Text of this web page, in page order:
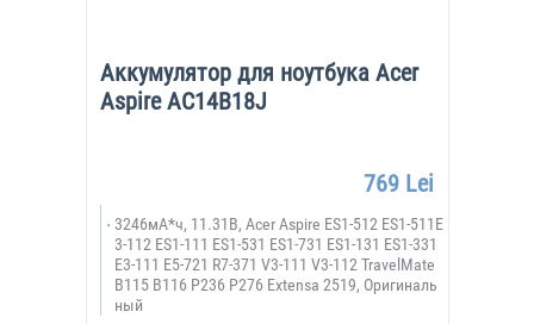
Аккумулятор для ноутбука Acer
Aspire AC14B18J
769 Lei
3246мА*ч, 11.31В, Acer Aspire ES1-512 ES1-511E
3-112 ES1-111 ES1-531 ES1-731 ES1-131 ES1-331
E3-111 E5-721 R7-371 V3-111 V3-112 TravelMate
B115 B116 P236 P276 Extensa 2519, Оригиналь
ный